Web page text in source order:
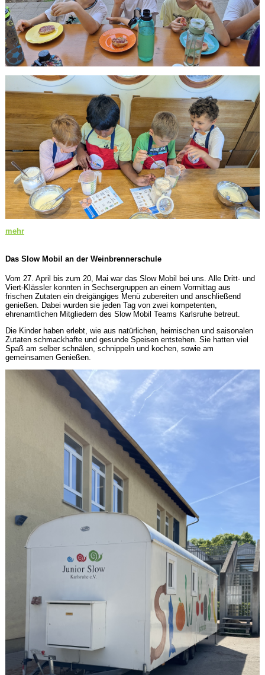
mehr
Das Slow Mobil an der Weinbrennerschule
Vom 27. April bis zum 20, Mai war das Slow Mobil bei uns. Alle Dritt- und
Viert-Klässler konnten in Sechsergruppen an einem Vormittag aus
frischen Zutaten ein dreigängiges Menü zubereiten und anschließend
genießen. Dabei wurden sie jeden Tag von zwei kompetenten,
ehrenamtlichen Mitgliedern des Slow Mobil Teams Karlsruhe betreut.
Die Kinder haben erlebt, wie aus natürlichen, heimischen und saisonalen
Zutaten schmackhafte und gesunde Speisen entstehen. Sie hatten viel
Spaß am selber schnälen, schnippeln und kochen, sowie am
gemeinsamen Genießen.